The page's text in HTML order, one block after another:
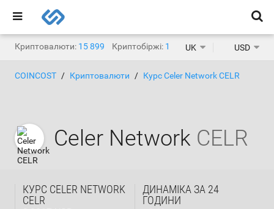
Криптовалюти: 15 899 Криптобіржі: 1 468UK USD
COINCOST Криптовалюти Курс Celer Network CELR
Celer Network CELR
КУРС CELER NETWORK
CELR
ДИНАМІКА ЗА 24
ГОДИНИ